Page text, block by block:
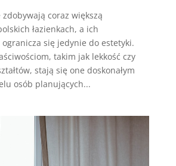
coraz większą
łazienkach, a ich
się jedynie do estetyki.
takim jak lekkość czy
stają się one doskonałym
osób planujących...